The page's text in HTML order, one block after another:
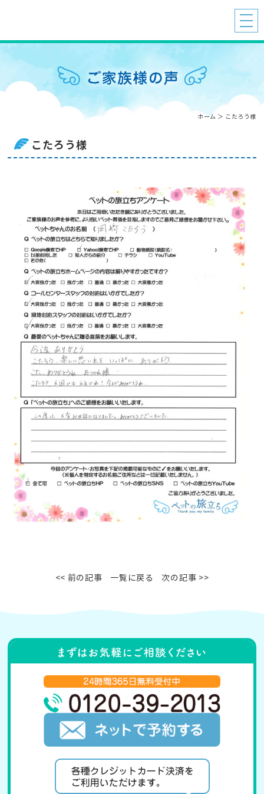
ホーム ＞ こたろう様
こたろう様
<< 前の記事 一覧に戻る 次の記事 >>